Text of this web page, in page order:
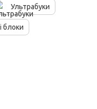
Ультрабуки
блоки